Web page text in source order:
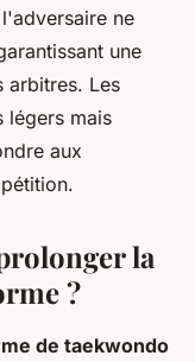
ne
une
arbitres. Les
légers mais
aux
la
?
de taekwondo